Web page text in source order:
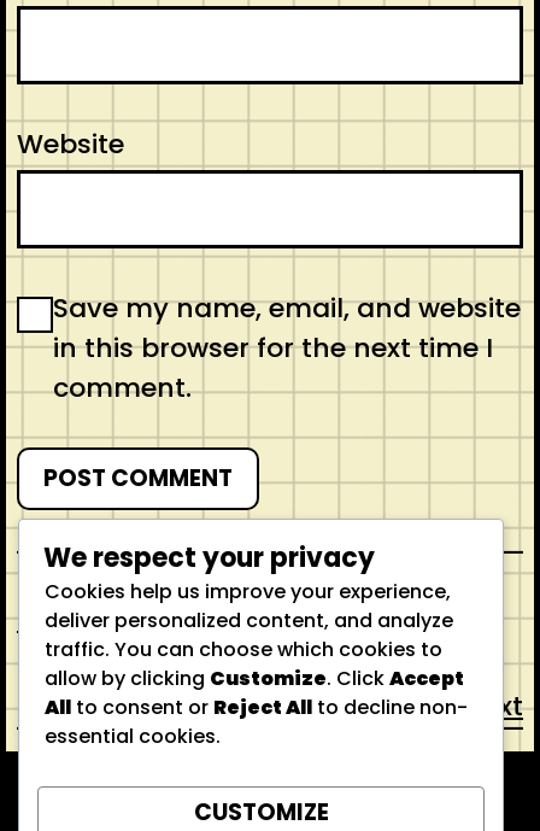
Website
Save my name, email, and website
in this browser for the next time I
comment.
Previous
Next
We respect your privacy
Cookies help us improve your experience,
deliver personalized content, and analyze
traffic. You can choose which cookies to
allow by clicking Customize. ClickAccept
All to consent or Reject All to decline non-
essential cookies.
CUSTOMIZE